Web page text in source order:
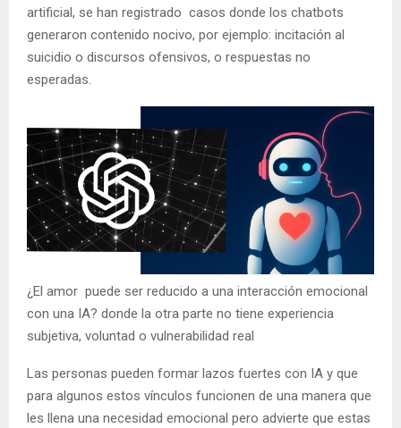
artificial, se han registrado casos donde los chatbots
generaron contenido nocivo, por ejemplo: incitación al
suicidio o discursos ofensivos, o respuestas no
esperadas.
¿El amor puede ser reducido a una interacción emocional
con una IA? donde la otra parte no tiene experiencia
subjetiva, voluntad o vulnerabilidad real
Las personas pueden formar lazos fuertes con IA y que
para algunos estos vínculos funcionen de una manera que
les llena una necesidad emocional pero advierte que estas